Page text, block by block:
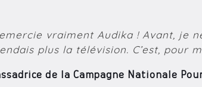
vraiment Audika ! Avant, je
plus la télévision. C’est, pour
de la Campagne Nationale